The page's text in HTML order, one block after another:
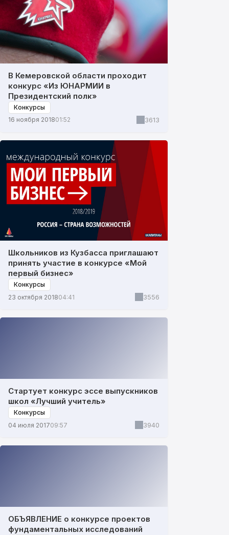
В Кемеровской области проходит
конкурс «Из ЮНАРМИИ в
Президентский полк»
Конкурсы
16 ноября 201801:52 3613
Школьников из Кузбасса приглашают
принять участие в конкурсе «Мой
первый бизнес»
Конкурсы
23 октября 201804:41 3556
Стартует конкурс эссе выпускников
школ «Лучший учитель»
Конкурсы
04 июля 201709:57 3940
ОБЪЯВЛЕНИЕ о конкурсе проектов
фундаментальных исследований